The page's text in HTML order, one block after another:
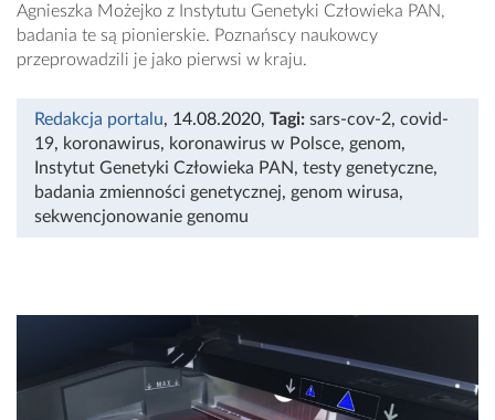
Agnieszka Możejko z Instytutu Genetyki Człowieka PAN,
badania te są pionierskie. Poznańscy naukowcy
przeprowadzili je jako pierwsi w kraju.
Redakcja portalu, 14.08.2020, Tagi: sars-cov-2, covid-
19, koronawirus, koronawirus w Polsce, genom,
Instytut Genetyki Człowieka PAN, testy genetyczne,
badania zmienności genetycznej, genom wirusa,
sekwencjonowanie genomu